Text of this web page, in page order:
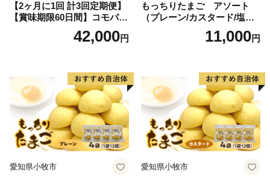
【2ヶ月に1回 計3回定期便】
【賞味期限60日間】コモパ
ン ふるさとクロワッサンセ
ット（計90個）／災害用備蓄
42,000円
もっちりたまご アソート
（プレーン/カスタード/塩バ
ター/小倉バター）11,000円
愛知県小牧市 愛知県小牧市